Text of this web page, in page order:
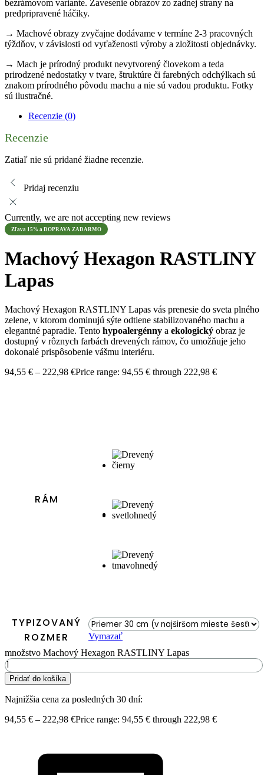
bezrámovom variante. Zavesenie obrazov zo zadnej strany na
predpripravené háčiky.
→ Machové obrazy zvyčajne dodávame v termíne 2-3 pracovných
týždňov, v závislosti od vyťaženosti výroby a zložitosti objednávky.
→ Mach je prírodný produkt nevytvorený človekom a teda
prirodzené nedostatky v tvare, štruktúre či farebných odchýlkach sú
znakom prírodného pôvodu machu a nie sú vadou produktu. Fotky
sú ilustračné.
Recenzie (0)
Recenzie
Zatiaľ nie sú pridané žiadne recenzie.
Pridaj recenziu
Currently, we are not accepting new reviews
Zľava 15% a DOPRAVA ZADARMO
Machový Hexagon RASTLINY
Lapas
Machový Hexagon RASTLINY Lapas vás prenesie do sveta plného
zelene, v ktorom dominujú sýte odtiene stabilizovaného machu a
elegantné papradie. Tento hypoalergénny a ekologický obraz je
dostupný v rôznych farbách drevených rámov, čo umožňuje jeho
dokonalé prispôsobenie vášmu interiéru.
94,55 € – 222,98 €Price range: 94,55 € through 222,98 €
RÁM
TYPIZOVANÝ
ROZMER
Vymazať
množstvo Machový Hexagon RASTLINY Lapas
Pridať do košíka
Najnižšia cena za posledných 30 dní:
94,55 € – 222,98 €Price range: 94,55 € through 222,98 €